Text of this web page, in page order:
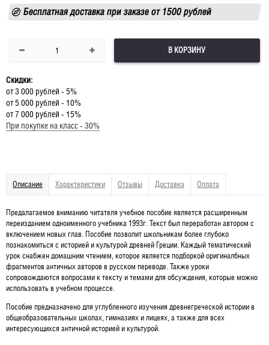
Бесплатная доставка при заказе от 1500 рублей
В КОРЗИНУ
Скидки:
от 3 000 рублей - 5%
от 5 000 рублей - 10%
от 7 000 рублей - 15%
При покупке на класс - 30%
Описание Характеристики Отзывы Доставка Оплата
Предалагаемое вниманию читателя учебное пособие является расширенным
переизданием одноименного учебника 1993г. Текст был переработан автором с
включением новых глав. Пособие позволит школьникам более глубоко
познакомиться с историей и культурой древней Греции. Каждый тематический
урок снабжен домашним чтением, которое является подборкой оригиналбных
фрагментов античных авторов в русском переводе. Также уроки
сопровождаются вопросами к тексту и темами для обсуждения, которые можно
использовать в учебном процессе.
Пособие предназначено для углубленного изучения древнегреческой истории в
общеобразовательных школах, гимназиях и лицеях, а также для всех
интересующихся античной историей и культурой.